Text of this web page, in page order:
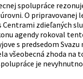
spolupráce
O pripravovanej
Centrami zdieľaných
agendy rokoval
s predsedom Svazu
všeobecná zhoda na
je